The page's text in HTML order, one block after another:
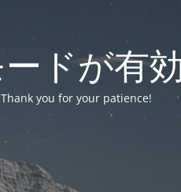
ドが有
you for your patience!